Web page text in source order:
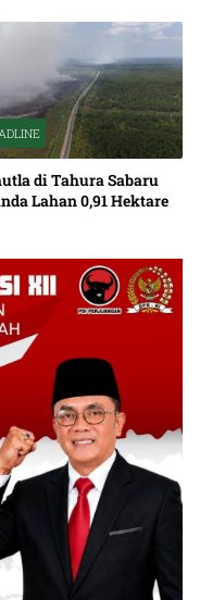
di Tahura Sabaru
Lahan 0,91 Hektare